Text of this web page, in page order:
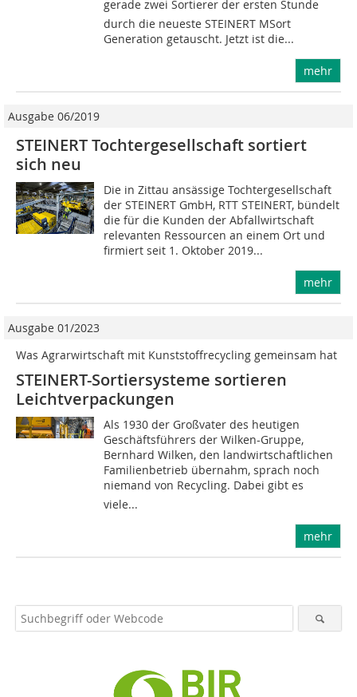
gerade zwei Sortierer der ersten Stunde
durch die neueste STEINERT MSort
Generation getauscht. Jetzt ist die...
mehr
Ausgabe 06/2019
STEINERT Tochtergesellschaft sortiert
sich neu
Die in Zittau ansässige Tochtergesellschaft
der STEINERT GmbH, RTT STEINERT, bündelt
die für die Kunden der Abfallwirtschaft
relevanten Ressourcen an einem Ort und
firmiert seit 1. Oktober 2019...
mehr
Ausgabe 01/2023
Was Agrarwirtschaft mit Kunststoffrecycling gemeinsam hat
STEINERT-Sortiersysteme sortieren
Leichtverpackungen
Als 1930 der Großvater des heutigen
Geschäftsführers der Wilken-Gruppe,
Bernhard Wilken, den landwirtschaftlichen
Familienbetrieb übernahm, sprach noch
niemand von Recycling. Dabei gibt es
viele...
mehr